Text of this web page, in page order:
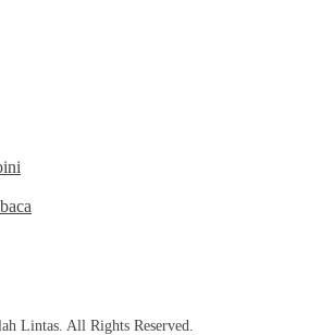
Lintas. All Rights Reserved.